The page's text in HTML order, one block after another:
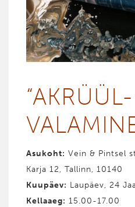
“AKRÜÜL­
Asukoht: Vein & Pintsel
Karja 12, Tallinn, 10140
Kuupäev: Laupäev, 24
Kellaaeg: 15.00-17.00